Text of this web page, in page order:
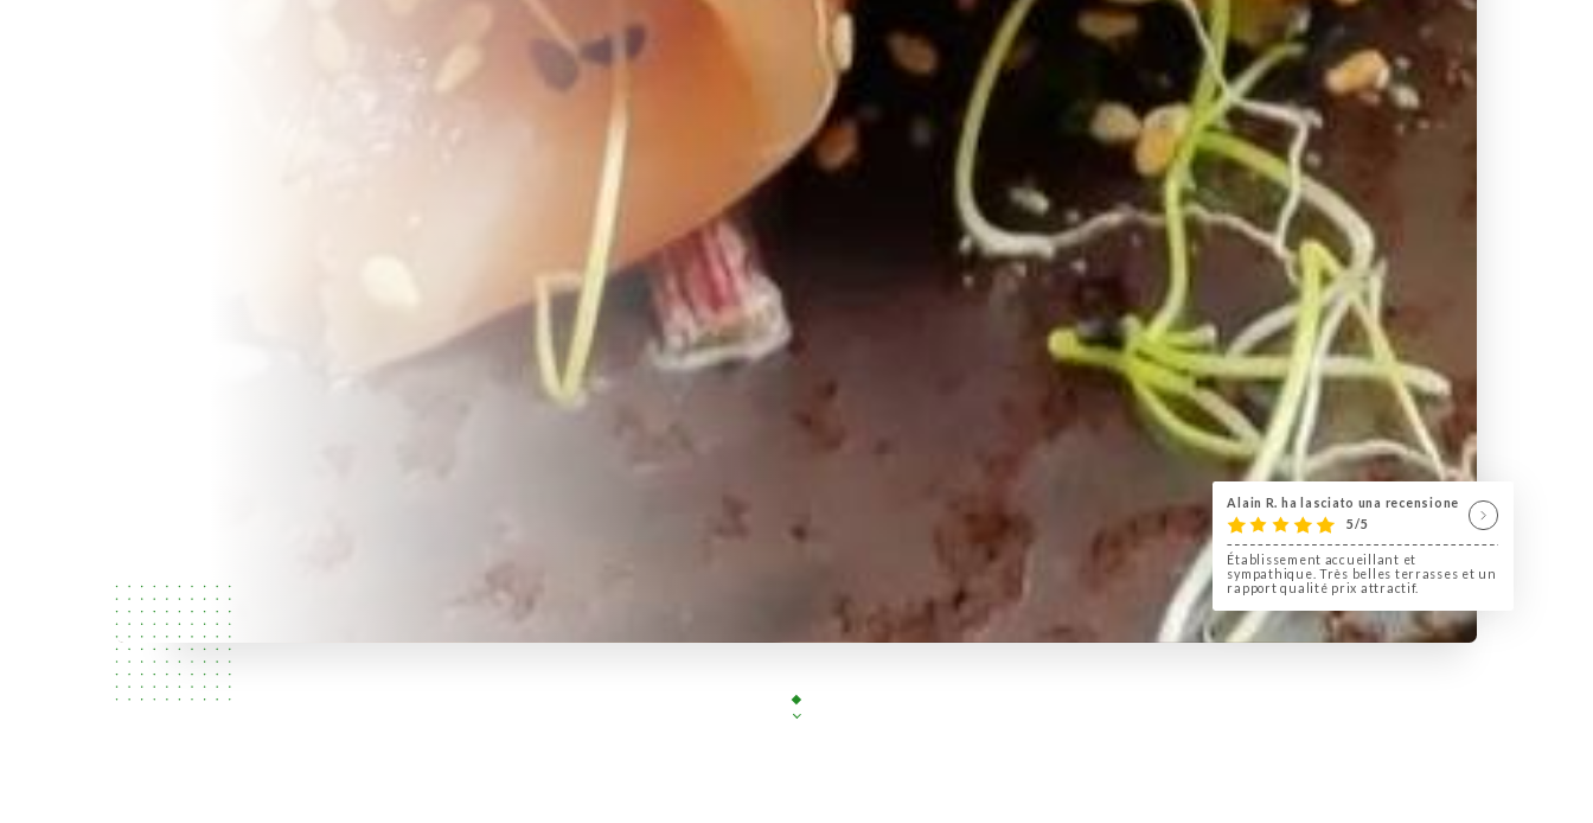
Alain R. ha lasciato una recensione
5/5
Établissement accueillant et
sympathique. Très belles terrasses et un
rapport qualité prix attractif.